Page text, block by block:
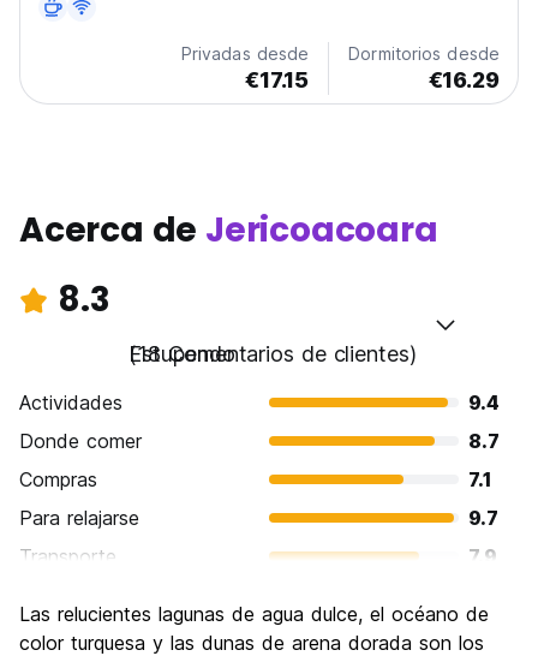
Privadas desde
€17.15
Dormitorios desde
€16.29
Acerca de Jericoacoara
8.3
Estupendo
(18 Comentarios de clientes)
Actividades
9.4
Donde comer
8.7
Compras
7.1
Para relajarse
9.7
Transporte
7.9
Cultura
7.1
Las relucientes lagunas de agua dulce, el océano de
color turquesa y las dunas de arena dorada son los